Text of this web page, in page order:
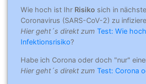
Wie hoch ist Ihr Risiko sich in
Coronavirus (SARS-CoV-2) zu
Hier geht´s direkt zum Test: Wie
Infektionsrisiko?
Habe ich Corona oder doch "nur"
Hier geht´s direkt zum Test: Corona